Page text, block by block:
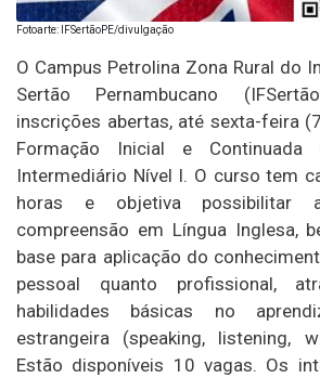
Fotoarte: IFSertãoPE/divulgação
O Campus Petrolina Zona Rural do
Sertão Pernambucano
inscrições abertas, até sexta-feira
Formação Inicial e Continuada
Intermediário Nível I. O curso tem
horas e objetiva possibilitar
compreensão em Língua Inglesa,
base para aplicação do
pessoal quanto profissional,
habilidades básicas no
estrangeira (speaking, listening,
Estão disponíveis 10 vagas. Os